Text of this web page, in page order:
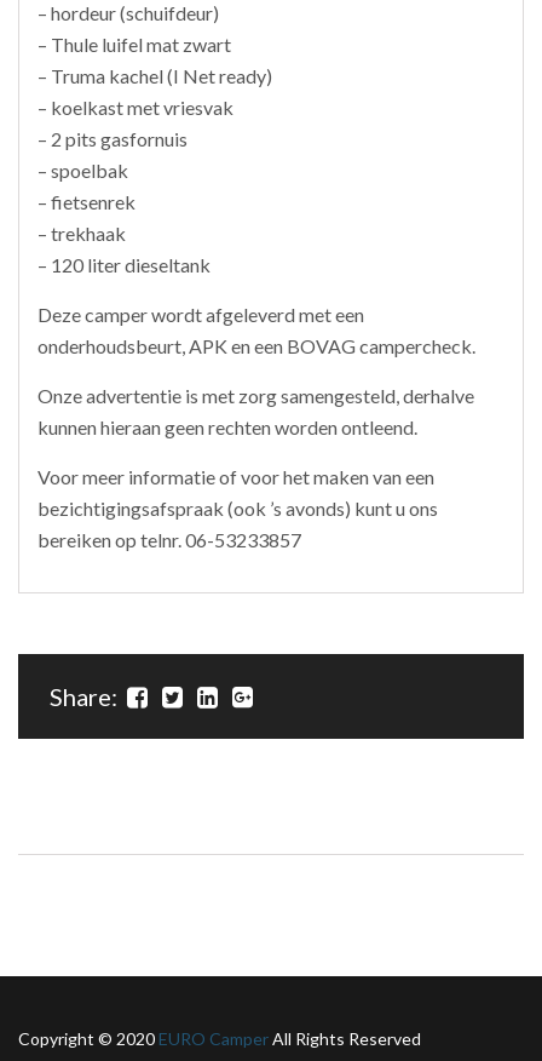
– hordeur (schuifdeur)
– Thule luifel mat zwart
– Truma kachel (I Net ready)
– koelkast met vriesvak
– 2 pits gasfornuis
– spoelbak
– fietsenrek
– trekhaak
– 120 liter dieseltank
Deze camper wordt afgeleverd met een
onderhoudsbeurt, APK en een BOVAG campercheck.
Onze advertentie is met zorg samengesteld, derhalve
kunnen hieraan geen rechten worden ontleend.
Voor meer informatie of voor het maken van een
bezichtigingsafspraak (ook ’s avonds) kunt u ons
bereiken op telnr. 06-53233857
Share:
Copyright © 2020 EURO CamperAll Rights Reserved